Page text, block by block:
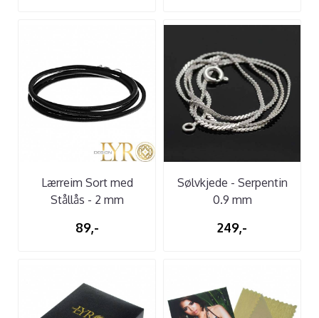
Lærreim Sort med
Stållås - 2 mm
89,-
Sølvkjede - Serpentin
0.9 mm
249,-